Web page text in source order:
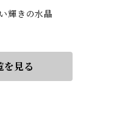
輝きの水晶
を見る